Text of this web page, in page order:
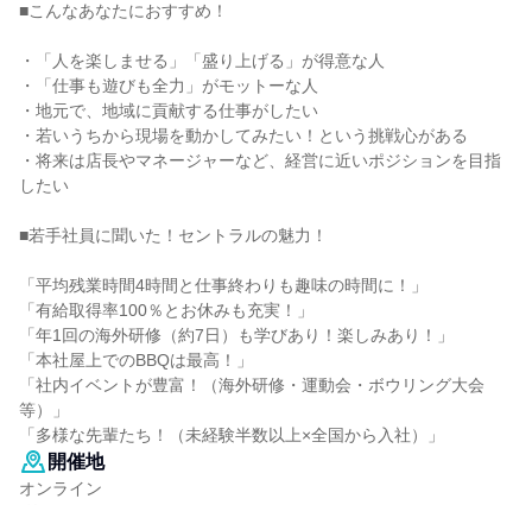
■こんなあなたにおすすめ！
・「人を楽しませる」「盛り上げる」が得意な人
・「仕事も遊びも全力」がモットーな人
・地元で、地域に貢献する仕事がしたい
・若いうちから現場を動かしてみたい！という挑戦心がある
・将来は店長やマネージャーなど、経営に近いポジションを目指
したい
■若手社員に聞いた！セントラルの魅力！
「平均残業時間4時間と仕事終わりも趣味の時間に！」
「有給取得率100％とお休みも充実！」
「年1回の海外研修（約7日）も学びあり！楽しみあり！」
「本社屋上でのBBQは最高！」
「社内イベントが豊富！（海外研修・運動会・ボウリング大会
等）」
「多様な先輩たち！（未経験半数以上×全国から入社）」
開催地
オンライン